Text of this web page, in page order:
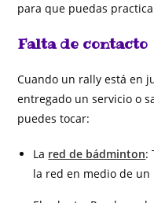
para que puedas
Falta de contacto
Cuando un rally está en
entregado un servicio o
puedes tocar:
La red de bádminton:
la red en medio de un